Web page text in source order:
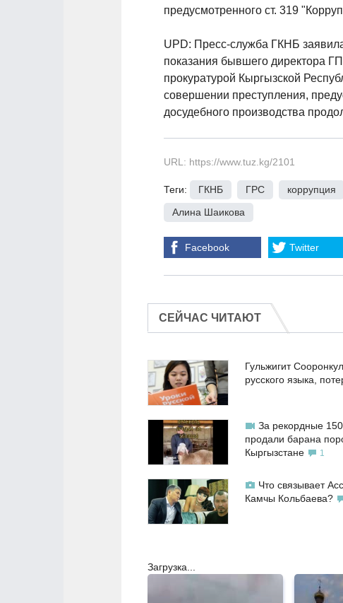
предусмотренного ст. 319
UPD: Пресс-служба ГКНБ
показания бывшего директора
прокуратурой Кыргызской
совершении преступления,
досудебного производства
URL: https://www.tuz.kg/2101
Теги: ГКНБ ГРС коррупция
Алина Шаикова
Facebook Twitter
СЕЙЧАС ЧИТАЮТ
Гульжигит
русского языка,
За рекордные
продали барана
Кыргызстане
1
Что связывает
Камчы Кольбаева?
Загрузка...